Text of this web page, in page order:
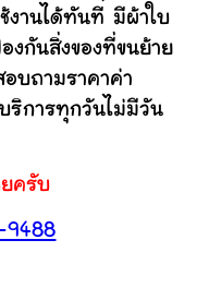
งานได้ทันที มีผ้าใบ
กันสิ่งของที่ขนย้าย
บถามราคาค่า
ริการทุกวันไม่มีวัน
ยครับ
9488